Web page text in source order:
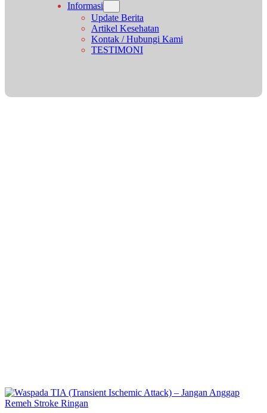
Informasi
Update Berita
Artikel Kesehatan
Kontak / Hubungi Kami
TESTIMONI